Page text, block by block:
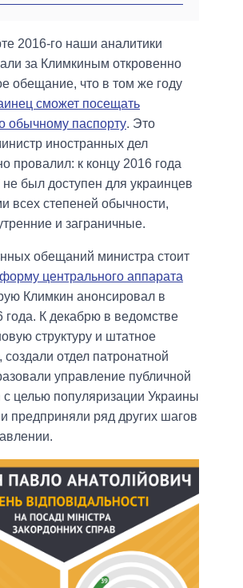
2016-го наши аналитики
за Климкиным откровенно
обещание, что в том же году
сможет посещать
обычному паспорту. Это
иностранных дел
провалил: к концу 2016 года
был доступен для украинцев
всех степеней обычности,
и заграничные.
обещаний министра стоит
центрального аппарата
Климкин анонсировал в
года. К декабрю в ведомстве
структуру и штатное
создали отдел патронатной
управление публичной
с целью популяризации Украины
предприняли ряд других шагов